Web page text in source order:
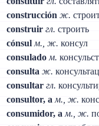
construcción ж.
construir гл. строить
cónsul м., ж. консул
consulado м.
consulta ж.
consultar гл.
consultor, a м., ж.
consumidor, a м., ж.